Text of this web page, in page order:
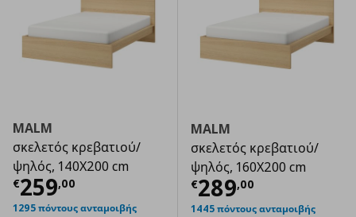
MALM
σκελετός κρεβατιού/
ψηλός, 140X200 cm
€259,00
Τρέχουσα τιμή € 259,00
1295 πόντους ανταμοιβής
MALM
σκελετός κρεβατιού/
ψηλός, 160X200 cm
€289,00
Τρέχουσα
1445 πόντους ανταμοιβής